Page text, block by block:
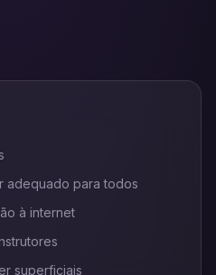
adequado para todos
à internet
superficiais